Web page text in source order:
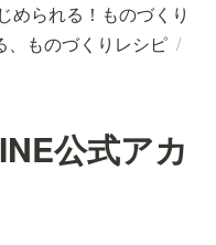
められる！ものづくり
、ものづくりレシピ /
公式アカ